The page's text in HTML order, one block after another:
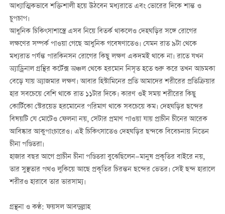
আধ্যাত্মিকভাবে শক্তিশালী হয়ে উঠবেন মধ্যরাতে এবং ভোরের দিকে শান্ত ও
চুপচাপ।
আধুনিক চিকিৎসাশাস্ত্রে এসব নিয়ে বিতর্ক থাকলেও দেহঘড়ির সঙ্গে রোগের
লক্ষণের সম্পর্ক পাওয়া গেছে আধুনিক গবেষণাতেও। যেমন রাত ৯টা থেকে
মধ্যরাত পর্যন্ত পারকিনসন রোগের কিছু লক্ষণ একদমই থাকে না। রাতে যখন
অ্যাড্রিনাল গ্রন্থির কর্টেক্স অঞ্চল থেকে হরমোন নিসৃত হতে শুরু করে তখন আচমকা
বেড়ে যায় অ্যাজমার লক্ষণ। আবার হিস্টামিনের প্রতি আমাদের শরীরের প্রতিক্রিয়ার
হার সবচেয়ে বেশি থাকে রাত ১১টার দিকে। কারণ ওই সময় শরীরের কিছু
কোর্টিকো স্টেরয়েড হরমোনের পরিমাণ থাকে সবচেয়ে কম। দেহঘড়ির ছন্দের
বিষয়টি যে মোটেও ফেলনা নয়, সেটার প্রমাণ পাওয়া যায় প্রাচীন চীনের আরেক
আবিষ্কার আকুপাংচারেও। এই চিকিৎসাতেও দেহঘড়ির ছন্দকে বিবেচনায় নিতেন
চীনা পণ্ডিতরা।
হাজার বছর আগে প্রাচীন চীনা পণ্ডিতরা বুঝেছিলেন—মানুষ প্রকৃতির বাইরে নয়,
তার সুস্থতার পথও লুকিয়ে আছে প্রকৃতির চিরন্তন ছন্দের ভেতর। সেই ছন্দ হারালে
শরীরও হারাবে তার ভারসাম্য।
গ্রন্থনা ও কণ্ঠ: ফয়সল আবদুল্লাহ